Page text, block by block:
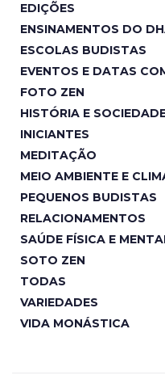
EDIÇÕES
ENSINAMENTOS DO
ESCOLAS BUDISTAS
EVENTOS E DATAS
FOTO ZEN
HISTÓRIA E
INICIANTES
MEDITAÇÃO
MEIO AMBIENTE E
PEQUENOS BUDISTAS
RELACIONAMENTOS
SAÚDE FÍSICA E
SOTO ZEN
TODAS
VARIEDADES
VIDA MONÁSTICA